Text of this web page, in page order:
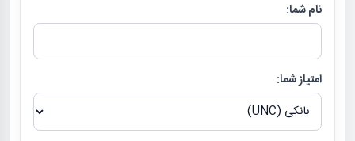
نام شما:
امتیاز شما: